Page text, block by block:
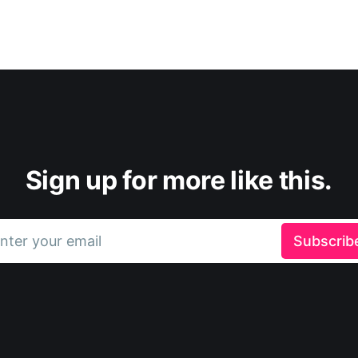
Sign up for more like this.
your email